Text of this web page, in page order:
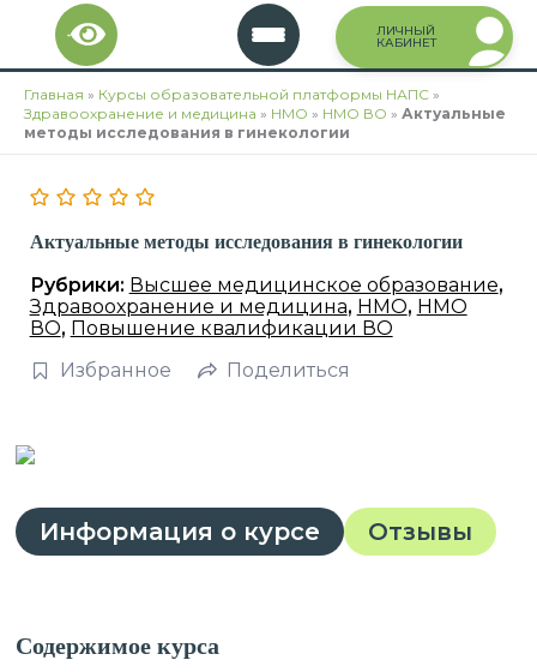
Перейти
содержимому
ЛИЧНЫЙ
КАБИНЕТ
Главная » Курсы образовательной платформы НАПС »
Здравоохранение и медицина » НМО » НМО ВО » Актуальные
методы исследования в гинекологии
Актуальные методы исследования в гинекологии
Рубрики: Высшее медицинское образование,
Здравоохранение и медицина, НМО, НМО
ВО, Повышение квалификации ВО
Избранное
Поделиться
Информация о курсе Отзывы
Содержимое курса